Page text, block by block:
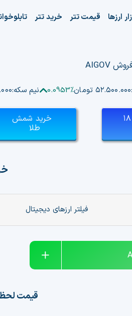
ارزها قیمت تتر خرید تتر
۵۲.۵۰۰.۰۰۰ تومان 0.0953% نیم سکه:
خرید طلا ۱۸ خرید شمش
طلا
فیلتر ارزهای دیجیتال
قیمت